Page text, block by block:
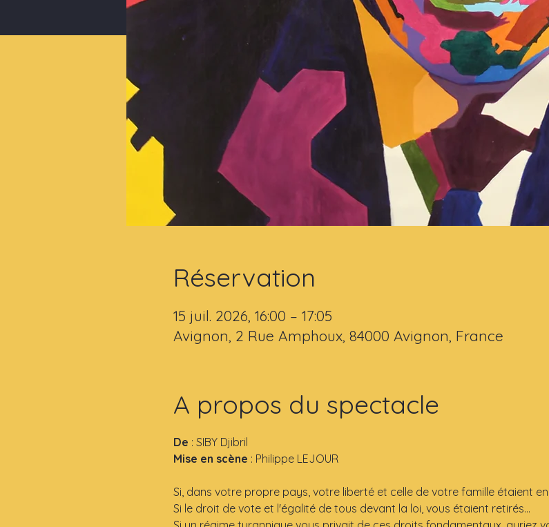
Réservation
15 juil. 2026, 16:00 – 17:05
Avignon, 2 Rue Amphoux, 84000 Avignon, France
A propos du spectacle
De : SIBY Djibril
Mise en scène : Philippe LEJOUR
Si, dans votre propre pays, votre liberté et celle de votre famille étaient en
Si le droit de vote et l'égalité de tous devant la loi, vous étaient retirés...